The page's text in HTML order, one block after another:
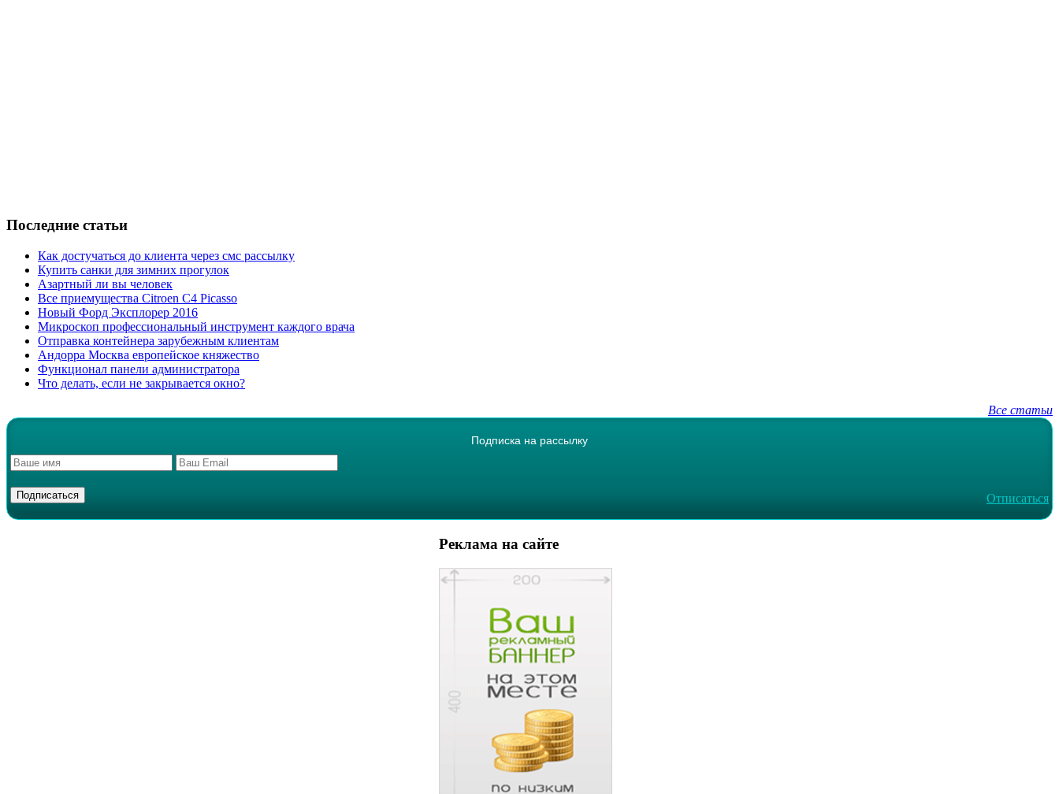
Последние статьи
Как достучаться до клиента через смс рассылку
Купить санки для зимних прогулок
Азартный ли вы человек
Все приемущества Сitroen C4 Picasso
Новый Форд Эксплорер 2016
Микроскоп профессиональный инструмент каждого врача
Отправка контейнера зарубежным клиентам
Андорра Москва европейское княжество
Функционал панели администратора
Что делать, если не закрывается окно?
Все статьи
Подписка на рассылку
Отписаться
Реклама на сайте